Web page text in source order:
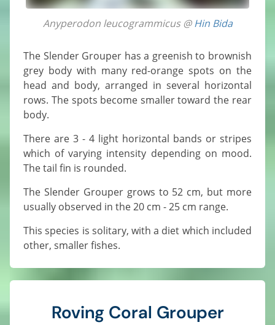
Anyperodon leucogrammicus @Hin Bida
The Slender Grouper has a greenish to brownish
grey body with many red-orange spots on the
head and body, arranged in several horizontal
rows. The spots become smaller toward the rear
body.
There are 3 - 4 light horizontal bands or stripes
which of varying intensity depending on mood.
The tail fin is rounded.
The Slender Grouper grows to 52 cm, but more
usually observed in the 20 cm - 25 cm range.
This species is solitary, with a diet which included
other, smaller fishes.
Roving Coral Grouper